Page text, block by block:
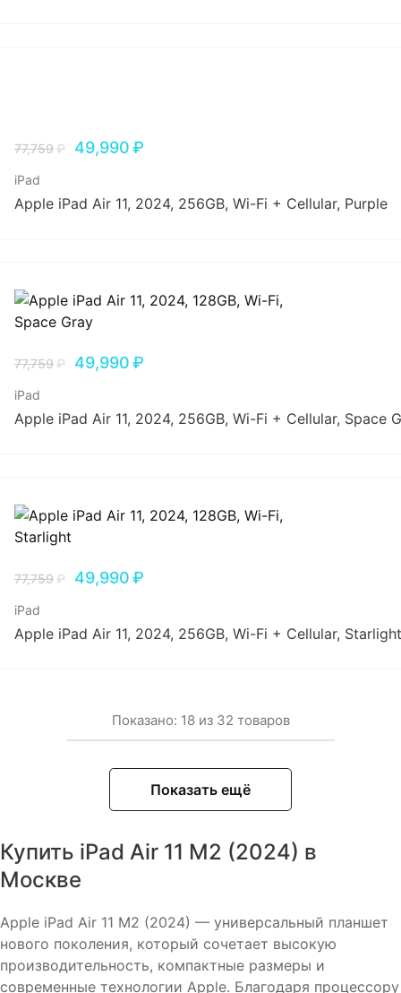
77,759₽ 49,990₽
iPad
Apple iPad Air 11, 2024, 256GB, Wi-Fi + Cellular, Purple
77,759₽ 49,990₽
iPad
Apple iPad Air 11, 2024, 256GB, Wi-Fi + Cellular, Space
77,759₽ 49,990₽
iPad
Apple iPad Air 11, 2024, 256GB, Wi-Fi + Cellular, Starlight
Показано: 18 из 32 товаров
Показать ещё
Купить iPad Air 11 M2 (2024) в
Москве
Apple iPad Air 11 M2 (2024) — универсальный планшет
нового поколения, который сочетает высокую
производительность, компактные размеры и
современные технологии Apple. Благодаря процессору